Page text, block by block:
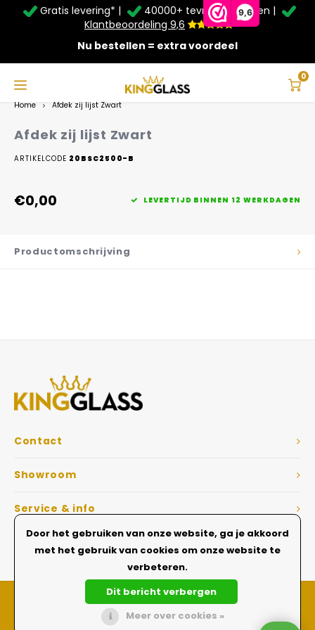
9,6
Service & Contact
Betaalmethoden
Taal
Nederlands
Gratis levering* |
40000+ tevreden klanten |
Klantbeoordeling 9,6
Nu bestellen = extra voordeel
0
Zomer Deals: Tot 20% kortingop schuifwanden en
veranda's +€20extra kassa korting*
Home Afdek zij lijst Zwart
Afdek zij lijst Zwart
ARTIKELCODE 20BSC2500-B
€0,00 LEVERTIJD BINNEN 12 WERKDAGEN
Productomschrijving
Contact
Showroom
Service & info
Dé Glazen wanden specialist
Door het gebruiken van onze website, ga je akkoord
met het gebruik van cookies om onze website te
verbeteren.
Dit bericht verbergen
Meer over cookies »